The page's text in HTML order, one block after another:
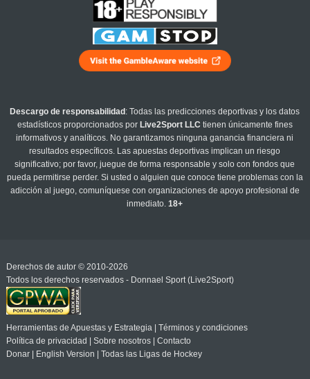
Descargo de responsabilidad : Todas las predicciones deportivas y los datos
estadísticos proporcionados por Live2Sport LLC tienen únicamente fines
informativos y analíticos. No garantizamos ninguna ganancia financiera ni
resultados específicos. Las apuestas deportivas implican un riesgo
significativo; por favor, juegue de forma responsable y solo con fondos que
pueda permitirse perder. Si usted o alguien que conoce tiene problemas con la
adicción al juego, comuníquese con organizaciones de apoyo profesional de
inmediato.18+
Derechos de autor © 2010-2026
Todos los derechos reservados - Donnael Sport (Live2Sport)
Herramientas de Apuestas y Estrategia| Términos y condiciones
Política de privacidad
Sobre nosotros| Contacto
Donar| English Version Todas las Ligas de Hockey